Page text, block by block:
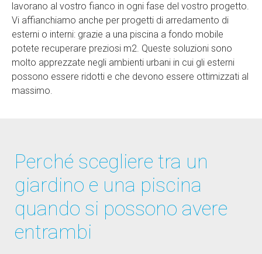
lavorano al vostro fianco in ogni fase del vostro progetto.
Vi affianchiamo anche per progetti di arredamento di
esterni o interni: grazie a una piscina a fondo mobile
potete recuperare preziosi m2. Queste soluzioni sono
molto apprezzate negli ambienti urbani in cui gli esterni
possono essere ridotti e che devono essere ottimizzati al
massimo.
Perché scegliere tra un
giardino e una piscina
quando si possono avere
entrambi